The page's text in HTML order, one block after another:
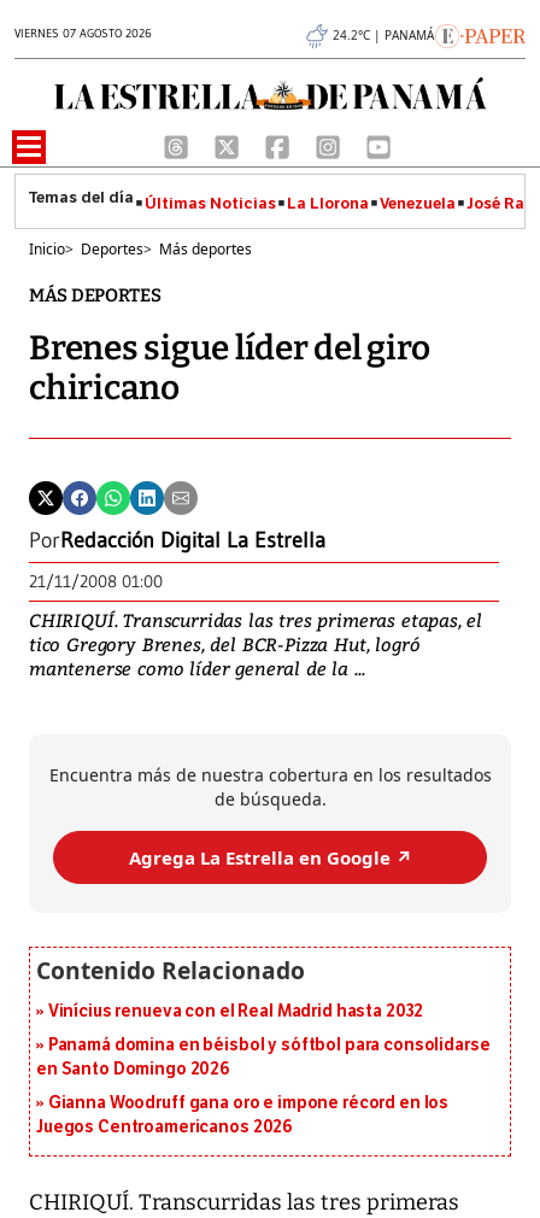
VIERNES 07 AGOSTO 2026 24.2°C | PANAMÁ
Últimas Noticias La Llorona Venezuela José
Inicio> Deportes> Más deportes
MÁS DEPORTES
Brenes sigue líder del giro
chiricano
PorRedacción Digital La Estrella
21/11/2008 01:00
CHIRIQUÍ. Transcurridas las tres primeras etapas, el
tico Gregory Brenes, del BCR-Pizza Hut, logró
mantenerse como líder general de la ...
Encuentra más de nuestra cobertura en los resultados
de búsqueda.
Agrega La Estrella en Google ↗️
Vinícius renueva con el Real Madrid hasta 2032
Panamá domina en béisbol y sóftbol para consolidarse
en Santo Domingo 2026
Gianna Woodruff gana oro e impone récord en los
Juegos Centroamericanos 2026
CHIRIQUÍ. Transcurridas las tres primeras